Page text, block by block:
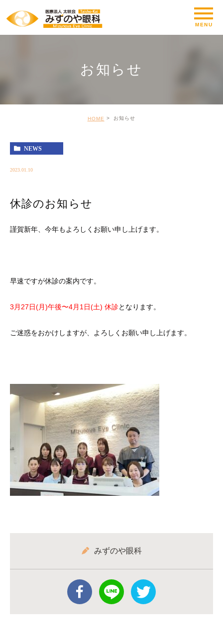
お知らせ
HOME お知らせ
NEWS
2023.01.10
休診のお知らせ
謹賀新年、今年もよろしくお願い申し上げます。
早速ですが休診の案内です。
3月27日(月)午後〜4月1日(土) 休診となります。
ご迷惑をおかけしますが、よろしくお願い申し上げます。
みずのや眼科